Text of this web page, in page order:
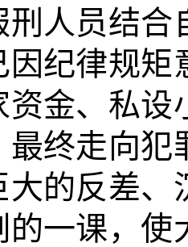
刑人员结合
因纪律规矩
资金、私设
最终走向犯
大的反差、
的一课，使